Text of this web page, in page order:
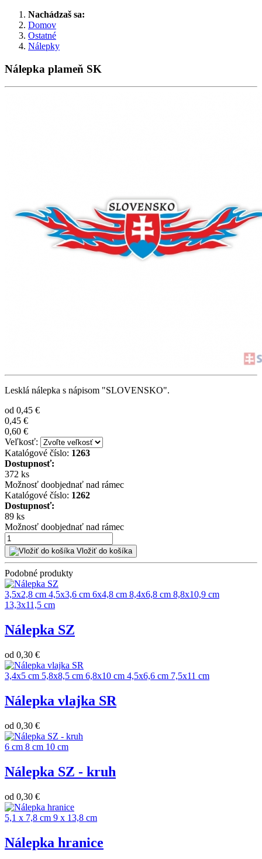
Nachádzaš sa:
Domov
Ostatné
Nálepky
Nálepka plameň SK
Lesklá nálepka s nápisom "SLOVENSKO".
od 0,45 €
0,45 €
0,60 €
Veľkosť:
Katalógové číslo: 1263
Dostupnosť:
372 ks
Možnosť doobjednať nad rámec
Katalógové číslo: 1262
Dostupnosť:
89 ks
Možnosť doobjednať nad rámec
Vložiť do košíka
Podobné produkty
3,5x2,8 cm 4,5x3,6 cm 6x4,8 cm 8,4x6,8 cm 8,8x10,9 cm
13,3x11,5 cm
Nálepka SZ
od 0,30 €
3,4x5 cm 5,8x8,5 cm 6,8x10 cm 4,5x6,6 cm 7,5x11 cm
Nálepka vlajka SR
od 0,30 €
6 cm 8 cm 10 cm
Nálepka SZ - kruh
od 0,30 €
5,1 x 7,8 cm 9 x 13,8 cm
Nálepka hranice